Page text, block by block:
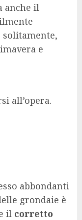
anche il
solitamente,
e
all’opera.
abbondanti
grondaie è
il corretto